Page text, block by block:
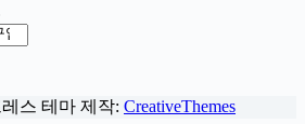
스 테마 제작: CreativeThemes